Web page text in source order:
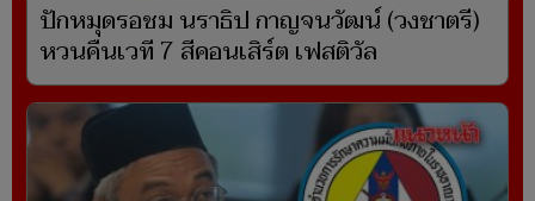
ปักหมุดรอชม นราธิป กาญจนวัฒน์ (วงชาตรี)
หวนคืนเวที 7 สีคอนเสิร์ต เฟสติวัล